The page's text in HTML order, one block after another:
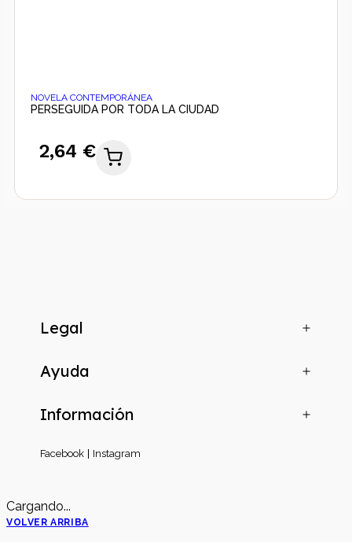
NOVELA CONTEMPORÁNEA
PERSEGUIDA POR TODA LA CIUDAD
2,64 €
Legal
Ayuda
Información
Facebook Instagram
Cargando...
VOLVER ARRIBA